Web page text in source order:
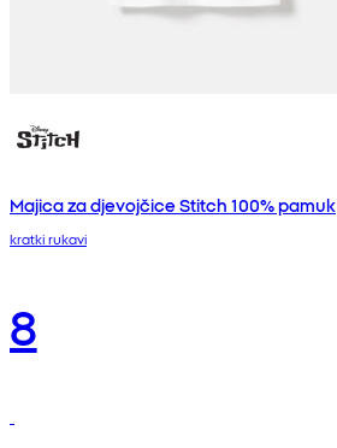
Majica za djevojčice Stitch 100% pamuk
kratki rukavi
8